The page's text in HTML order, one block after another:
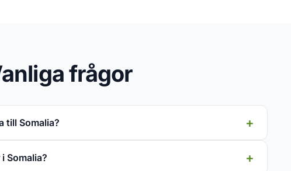
frågor
till Somalia?
Somalia?